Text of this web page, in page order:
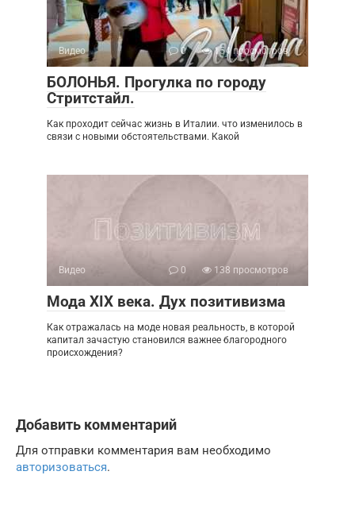
Видео 0 154 просмотров
БОЛОНЬЯ. Прогулка по городу
Стритстайл.
Как проходит сейчас жизнь в Италии. что изменилось в
связи с новыми обстоятельствами. Какой
Видео 0 138 просмотров
Мода XIX века. Дух позитивизма
Как отражалась на моде новая реальность, в которой
капитал зачастую становился важнее благородного
происхождения?
Добавить комментарий
Для отправки комментария вам необходимо
авторизоваться.